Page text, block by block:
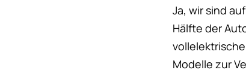
Ja, wir sind
Hälfte der
Modelle zur